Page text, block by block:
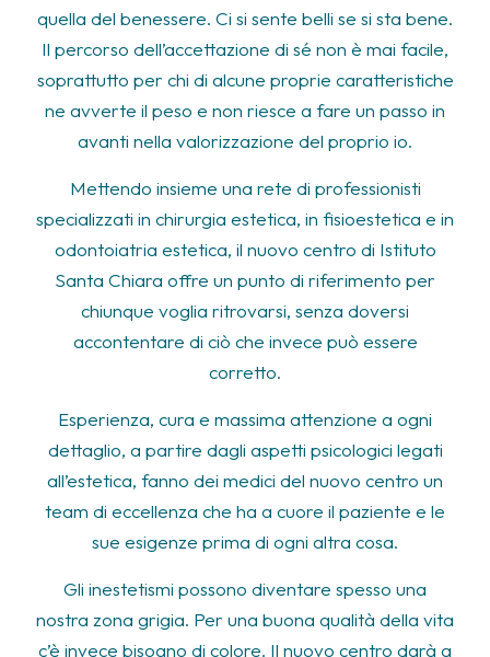
quella del benessere. Ci si sente belli se si sta bene.
Il percorso dell’accettazione di sé non è mai facile,
soprattutto per chi di alcune proprie caratteristiche
ne avverte il peso e non riesce a fare un passo in
avanti nella valorizzazione del proprio io.
Mettendo insieme una rete di professionisti
specializzati in chirurgia estetica, in fisioestetica e in
odontoiatria estetica, il nuovo centro di Istituto
Santa Chiara offre un punto di riferimento per
chiunque voglia ritrovarsi, senza doversi
accontentare di ciò che invece può essere
corretto.
Esperienza, cura e massima attenzione a ogni
dettaglio, a partire dagli aspetti psicologici legati
all’estetica, fanno dei medici del nuovo centro un
team di eccellenza che ha a cuore il paziente e le
sue esigenze prima di ogni altra cosa.
Gli inestetismi possono diventare spesso una
nostra zona grigia. Per una buona qualità della vita
c’è invece bisogno di colore. Il nuovo centro darà a